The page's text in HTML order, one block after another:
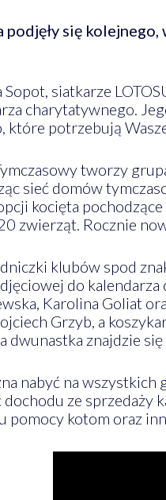
podjęły się
siatkarze
charytatywnego.
które potrzebują
tworzy
sieć domów
kocięta
zwierząt. Rocznie
klubów spod
do
Karolina Goliat
Grzyb, a
dwunastka znajdzie
nabyć na
dochodu ze
pomocy kotom oraz